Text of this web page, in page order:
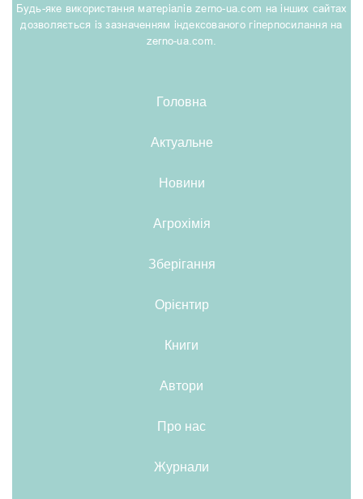
Будь-яке використання матеріалів zerno-ua.com на інших сайтах
дозволяється із зазначенням індексованого гіперпосилання на
zerno-ua.com.
Головна
Актуальне
Новини
Агрохімія
Зберігання
Орієнтир
Книги
Автори
Про нас
Журнали